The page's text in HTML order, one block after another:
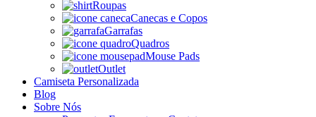
Roupas
Canecas e Copos
Garrafas
Quadros
Mouse Pads
Outlet
Camiseta Personalizada
Blog
Sobre Nós